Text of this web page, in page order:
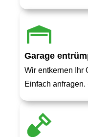
Garage
Wir entkernen Ihr
Einfach